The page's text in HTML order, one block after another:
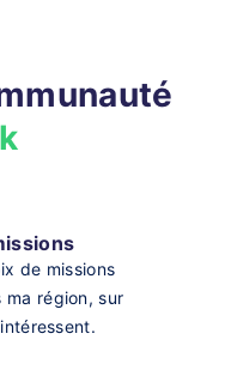
de missions
ma région, sur